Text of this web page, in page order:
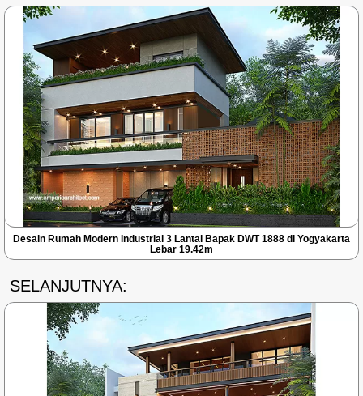
Desain Rumah Modern Industrial 3 Lantai Bapak DWT 1888 di Yogyakarta
Lebar 19.42m
SELANJUTNYA: